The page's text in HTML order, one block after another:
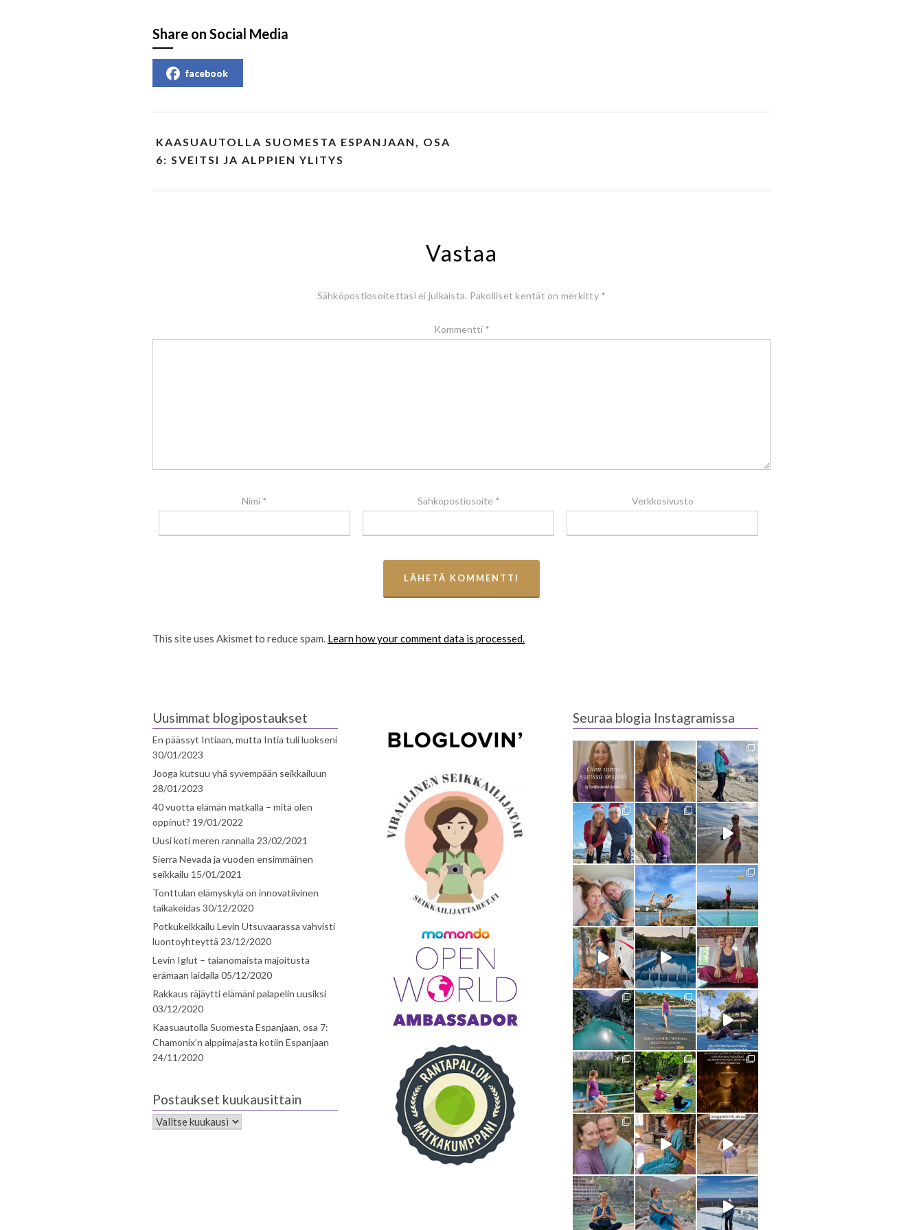
Share on Social Media
facebook
KAASUAUTOLLA SUOMESTA ESPANJAAN, OSA
6: SVEITSI JA ALPPIEN YLITYS
Vastaa
Sähköpostiosoitettasi ei julkaista. Pakolliset kentät on merkitty *
Kommentti *
Nimi * Sähköpostiosoite * Verkkosivusto
This site uses Akismet to reduce spam. Learn how your comment data is processed.
Uusimmat blogipostaukset
En päässyt Intiaan, mutta Intia tuli luokseni
30/01/2023
Jooga kutsuu yhä syvempään seikkailuun
28/01/2023
40 vuotta elämän matkalla – mitä olen
oppinut? 19/01/2022
Uusi koti meren rannalla 23/02/2021
Sierra Nevada ja vuoden ensimmäinen
seikkailu 15/01/2021
Tonttulan elämyskylä on innovatiivinen
taikakeidas 30/12/2020
Potkukelkkailu Levin Utsuvaarassa vahvisti
luontoyhteyttä 23/12/2020
Levin Iglut – taianomaista majoitusta
erämaan laidalla 05/12/2020
Rakkaus räjäytti elämäni palapelin uusiksi
03/12/2020
Kaasuautolla Suomesta Espanjaan, osa 7:
Chamonix’n alppimajasta kotiin Espanjaan
24/11/2020
Postaukset kuukausittain
Seuraa blogia Instagramissa